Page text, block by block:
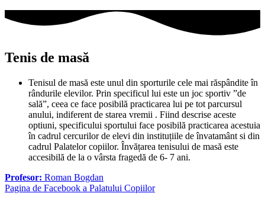
Tenis de masă
Tenisul de masă este unul din sporturile cele mai răspândite în
rândurile elevilor. Prin specificul lui este un joc sportiv ”de
sală”, ceea ce face posibilă practicarea lui pe tot parcursul
anului, indiferent de starea vremii . Fiind descrise aceste
optiuni, specificului sportului face posibilă practicarea acestuia
în cadrul cercurilor de elevi din instituțiile de învatamânt si din
cadrul Palatelor copiilor. Învățarea tenisului de masă este
accesibilă de la o vârsta fragedă de 6- 7 ani.
Profesor: Roman Bogdan
Pagina de Facebook a Palatului Copiilor